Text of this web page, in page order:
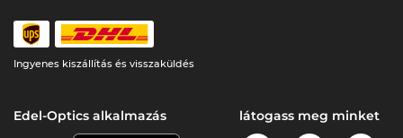
Ingyenes kiszállítás és visszaküldés
Edel-Optics alkalmazás látogass meg minket